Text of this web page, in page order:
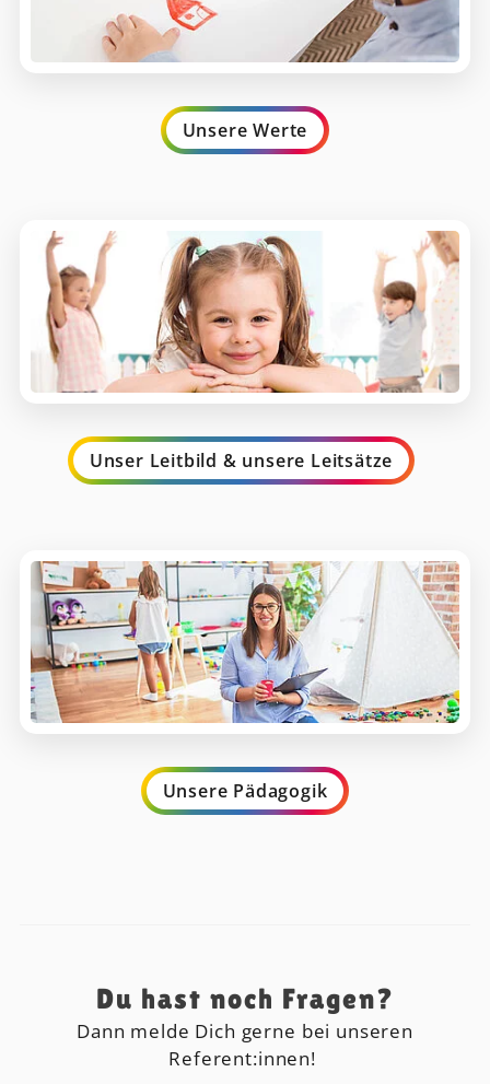
Unsere Werte
Unser Leitbild & unsere Leitsätze
Unsere Pädagogik
Du hast noch Fragen?
Dann melde Dich gerne bei unseren
Referent:innen!